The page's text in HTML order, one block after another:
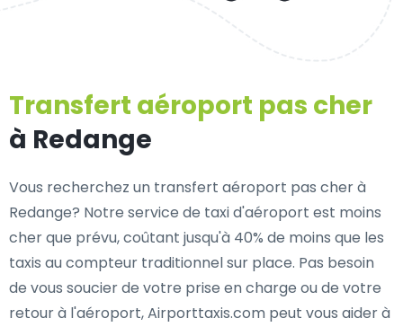
Transfert aéroport pas cher
à Redange
Vous recherchez un transfert aéroport pas cher à
Redange? Notre service de taxi d'aéroport est moins
cher que prévu, coûtant jusqu'à 40% de moins que les
taxis au compteur traditionnel sur place. Pas besoin
de vous soucier de votre prise en charge ou de votre
retour à l'aéroport, Airporttaxis.com peut vous aider à